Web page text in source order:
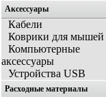
Аксессуары
Кабели
Коврики для мышей
Компьютерные
аксессуары
Устройства USB
Расходные материалы